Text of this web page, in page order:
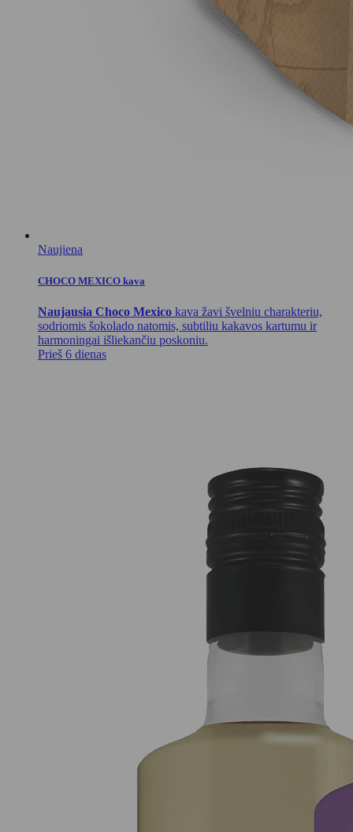
Naujiena
CHOCO MEXICO kava
Naujausia Choco Mexico kava žavi švelniu charakteriu,
sodriomis šokolado natomis, subtiliu kakavos kartumu ir
harmoningai išliekančiu poskoniu.
Prieš 6 dienas